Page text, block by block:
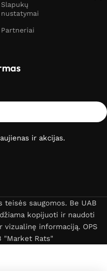
Slapukų
nustatymai
Partneriai
ir akcijas.
saugomos. Be UAB
kopijuoti ir naudoti
informaciją. OPS
"Market Rats"